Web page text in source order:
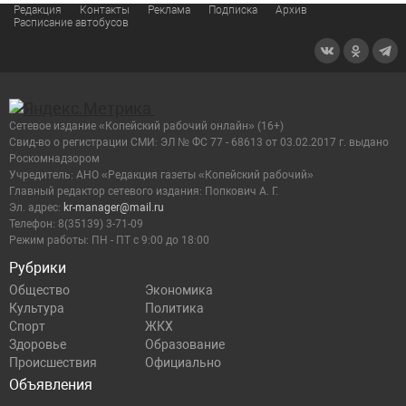
Редакция Контакты Реклама Подписка
Архив
Расписание автобусов
Рубрики
Общество
Экономика
Культура
Политика
Спорт
ЖКХ
Здоровье
Образование
Происшествия
Официально
Объявления
Сетевое издание «Копейский рабочий онлайн» (16+)
Cвид-во о регистрации СМИ: ЭЛ № ФС 77 - 68613 от 03.02.2017 г. выдано
Роскомнадзором
Учредитель: АНО «Редакция газеты «Копейский рабочий»
Главный редактор сетевого издания: Попкович А. Г.
Эл. адрес: kr-manager@mail.ru
Телефон: 8(35139) 3-71-09
Режим работы: ПН - ПТ с 9:00 до 18:00